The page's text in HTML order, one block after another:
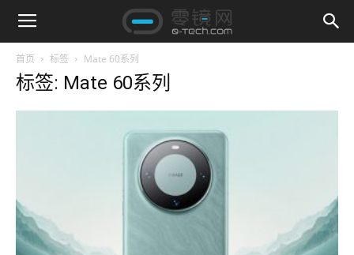
首页 标签 Mate 60系列
标签: Mate 60系列